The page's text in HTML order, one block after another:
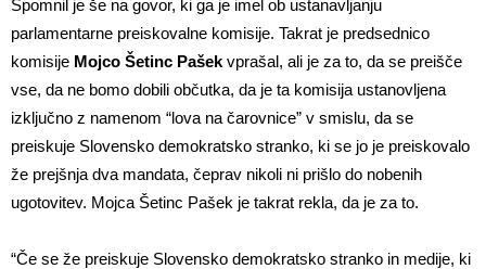
Spomnil je še na govor, ki ga je imel ob ustanavljanju
parlamentarne preiskovalne komisije. Takrat je predsednico
komisije Mojco Šetinc Pašek vprašal, ali je za to, da se preišče
vse, da ne bomo dobili občutka, da je ta komisija ustanovljena
izključno z namenom “lova na čarovnice” v smislu, da se
preiskuje Slovensko demokratsko stranko, ki se jo je preiskovalo
že prejšnja dva mandata, čeprav nikoli ni prišlo do nobenih
ugotovitev. Mojca Šetinc Pašek je takrat rekla, da je za to.
“Če se že preiskuje Slovensko demokratsko stranko in medije, ki